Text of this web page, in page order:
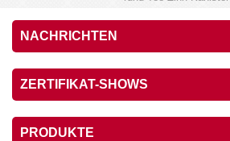
NACHRICHTEN
ZERTIFIKAT-SHOWS
PRODUKTE